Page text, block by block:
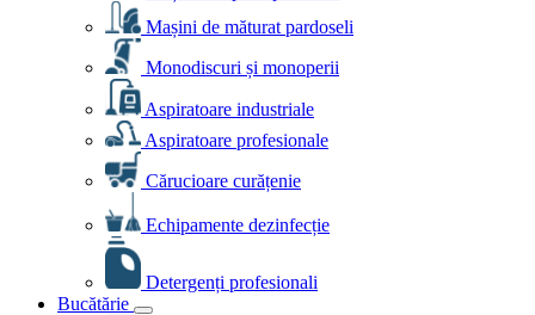
Mașini de măturat pardoseli
Monodiscuri și monoperii
Aspiratoare industriale
Aspiratoare profesionale
Cărucioare curățenie
Echipamente dezinfecție
Detergenți profesionali
Bucătărie